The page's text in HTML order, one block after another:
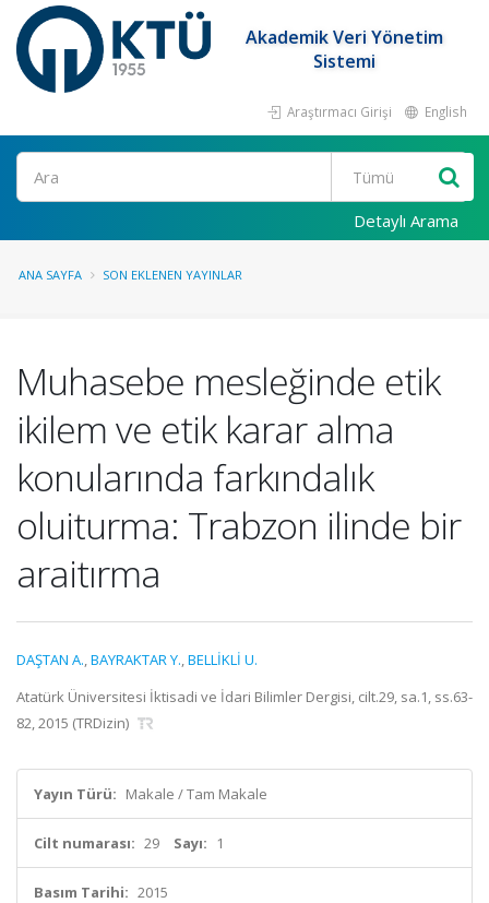
Akademik Veri Yönetim
Sistemi
Araştırmacı Girişi English
Ara
Detaylı Arama
ANA SAYFA SON EKLENEN YAYINLAR
Muhasebe mesleğinde etik
ikilem ve etik karar alma
konularında farkındalık
oluiturma: Trabzon ilinde bir
araitırma
DAŞTAN A.,BAYRAKTAR Y.,BELLİKLİ U.
Atatürk Üniversitesi İktisadi ve İdari Bilimler Dergisi, cilt.29, sa.1, ss.63-
82, 2015 (TRDizin)
Yayın Türü: Makale / Tam Makale
Cilt numarası: 29 Sayı: 1
Basım Tarihi: 2015